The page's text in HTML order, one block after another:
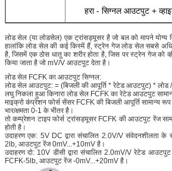
हरा - सिग्नल आउटपुट +
लोड सेल (या लोडसेल) एक ट्रांसड्यूसर है जो बल को मापने योग्य
हालांकि लोड सेल की कई किस्में हैं, स्ट्रेन गेज लोड सेल सबसे
है, जिसमें एक ठोस धातु का शरीर होता है, जिस पर स्ट्रेन गेज को
किया जाता है जो mV/V आउटपुट देता है।
लोड सेल FCFK का आउटपुट सिग्नल:
लोड सेल आउटपुट: = (बिजली की आपूर्ति * रेटेड आउटपुट) * लोड /
लघु निकला हुआ किनारा लोड सेल FCFK का रेटेड आउटपुट
माइक्रो कंप्रेशन फोर्स सेंसर FCFK की बिजली आपूर्ति सामान्य
भार/क्षमता 0-1 के भीतर है।
तो कम्प्रेशन टाइप फोर्स ट्रांसड्यूसर FCFK की आउटपुट रेंज
होती है।
उदाहरण एक: 5V DC द्वारा संचालित 2.0V/V संवेदनशीलता
2lb, आउटपुट रेंज 0mV...+10mV है।
उदाहरण दो: 10V डीसी द्वारा संचालित 2.0mV/V रेटेड
FCFK-5lb, आउटपुट रेंज -0mV...+20mV है।